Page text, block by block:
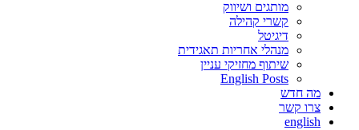
מותגים ושיווק
קשרי קהילה
דיגיטל
מנהלי אחריות תאגידית
שיתוף מחזיקי עניין
English Posts
מה חדש
צרו קשר
english